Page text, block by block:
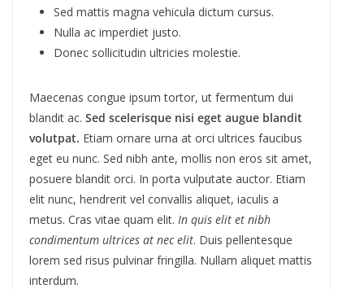
Sed mattis magna vehicula dictum cursus.
Nulla ac imperdiet justo.
Donec sollicitudin ultricies molestie.
Maecenas congue ipsum tortor, ut fermentum dui
blandit ac. Sed scelerisque nisi eget augue blandit
volutpat. Etiam ornare urna at orci ultrices faucibus
eget eu nunc. Sed nibh ante, mollis non eros sit amet,
posuere blandit orci. In porta vulputate auctor. Etiam
elit nunc, hendrerit vel convallis aliquet, iaculis a
metus. Cras vitae quam elit. In quis elit et nibh
condimentum ultrices at nec elit. Duis pellentesque
lorem sed risus pulvinar fringilla. Nullam aliquet mattis
interdum.